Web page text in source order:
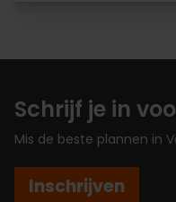
Schrijf je in
Mis de beste plannen in
Inschrijven